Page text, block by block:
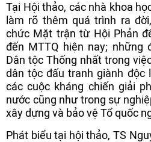
Tại Hội thảo, các nhà khoa
làm rõ thêm quá trình ra
chức Mặt trận từ Hội Phản
đến MTTQ hiện nay; những
Dân tộc Thống nhất trong
dân tộc đấu tranh giành độc
các cuộc kháng chiến giải
nước cũng như trong sự
xây dựng và bảo vệ Tổ quốc
Phát biểu tại hội thảo, TS